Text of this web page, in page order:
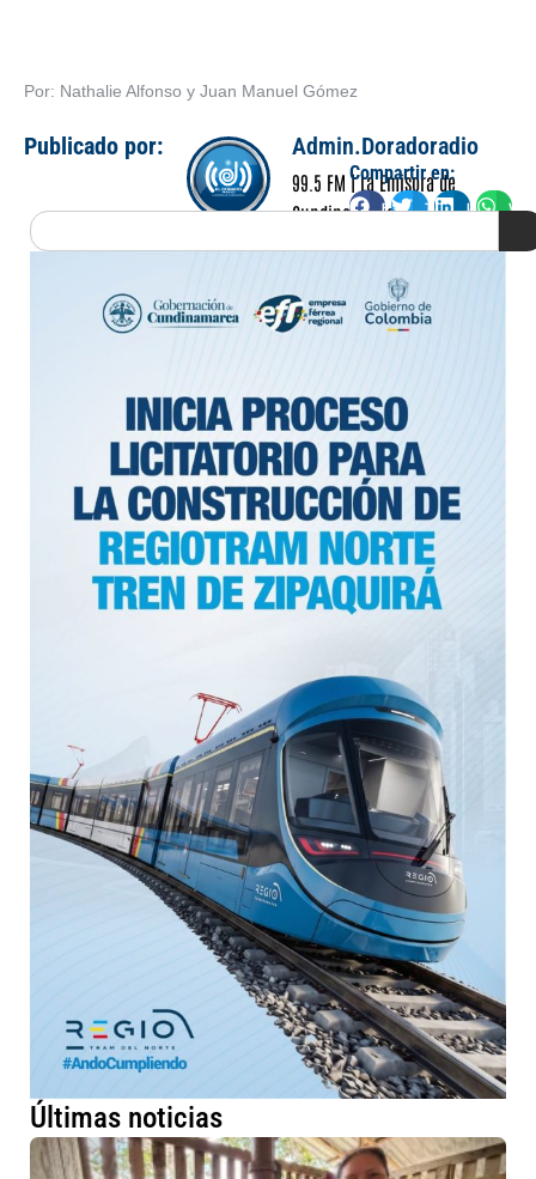
Por: Nathalie Alfonso y Juan Manuel Gómez
Publicado por: Admin.Doradoradio
99.5 FM | La Emisora de
Cundinamarca
Compartir en:
FacebookTwitterLinkedIn
Search
Últimas noticias